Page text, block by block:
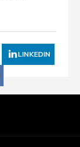
LINKEDIN